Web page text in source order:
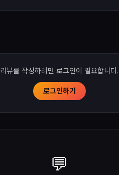
리뷰를 작성하려면 로그인이 필요합니다.
로그인하기
💬